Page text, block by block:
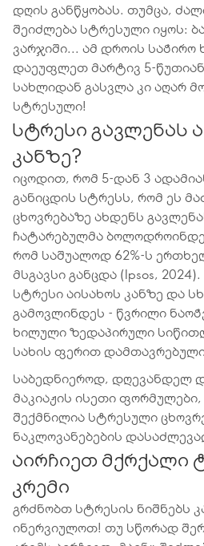
დღის განწყობას. თუმცა,
შეიძლება სტრესული იყოს:
ვარჯიში... ამ დროის საჭირო
დაეუფლეთ მარტივ 5-წუთიან
სახლიდან გასვლა კი აღარ
სტრესული!
სტრესი გავლენას
კანზე?
იცოდით, რომ 5-დან 3
განიცდის სტრესს, რომ ეს
ცხოვრებაზე ახდენს
ჩატარებულმა
რომ საშუალოდ 62%-ს
მსგავსი განცდა (Ipsos,
სტრესი აისახოს კანზე და
გამოვლინდეს - წვრილი
ხილული ზედაპირული
სახის ფერით
საბედნიეროდ, დღევანდელ
მაკიაჟის ისეთი
შექმნილია სტრესული
ნაკლოვანებების
აირჩიეთ მქრქალი
კრემი
გრძნობთ სტრესის ნიშნებს
ინერვიულოთ! თუ სწორად